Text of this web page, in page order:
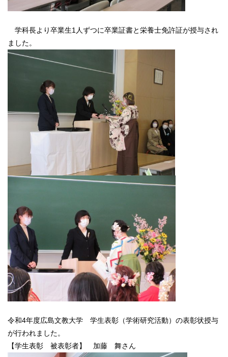
学科長より卒業生1人ずつに卒業証書と栄養士免許証が授与され
ました。
令和4年度広島文教大学 学生表彰（学術研究活動）の表彰状授与
が行われました。
【学生表彰 被表彰者】 加藤 舞さん